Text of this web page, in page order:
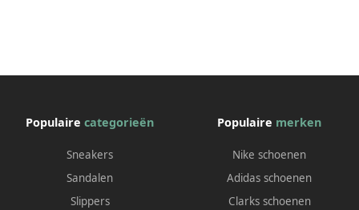
Populaire categorieën
Sneakers
Sandalen
Slippers
Populaire merken
Nike schoenen
Adidas schoenen
Clarks schoenen